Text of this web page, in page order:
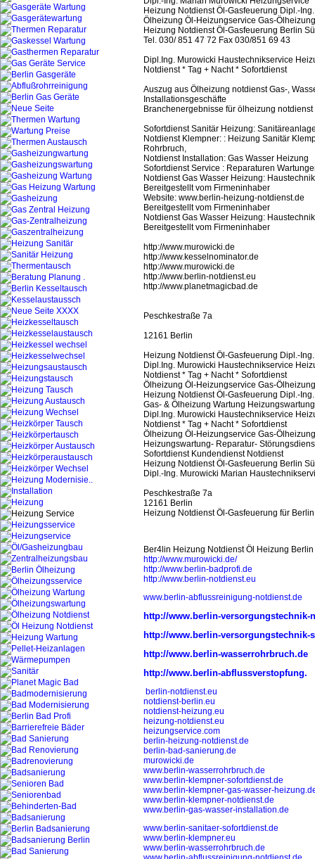
Heizung Notdienst Öl-Gasfeuerung Dipl.-
Ölheizung Öl-Heizungservice Gas-
Heizung Notdienst Öl-Gasfeuerung Berlin
Tel. 030/ 851 47 72 Fax 030/851 69 43
Dipl.Ing. Murowicki Haustechnikservice
Notdienst * Tag + Nacht * Sofortdienst
Auszug aus Ölheizung notdienst Gas-,
Installationsgeschäfte
Branchenergebnisse für ölheizung
Sofortdienst Sanitär Heizung:
Notdienst Klempner: : Heizung Sanitär
Rohrbruch,
Notdienst Installation: Gas Wasser Heizung
Sofortdienst Service : Reparaturen
Notdienst Gas Wasser Heizung: Haustechnik
Bereitgestellt vom Firmeninhaber
Website: www.berlin-heizung-notdienst.de
Bereitgestellt vom Firmeninhaber
Notdienst Gas Wasser Heizung:
Bereitgestellt vom Firmeninhaber
http://www.murowicki.de
http://www.kesselnominator.de
http://www.murowicki.de
http://www.berlin-notdienst.eu
http://www.planetmagicbad.de
Peschkestraße 7a
12161 Berlin
Heizung Notdienst Öl-Gasfeuerung Dipl.-
Dipl.Ing. Murowicki Haustechnikservice
Notdienst * Tag + Nacht * Sofortdienst
Ölheizung Öl-Heizungservice Gas-
Heizung Notdienst Öl-Gasfeuerung Dipl.-
Gas- & Ölheizung Wartung
Dipl.Ing. Murowicki Haustechnikservice
Notdienst * Tag + Nacht * Sofortdienst
Ölheizung Öl-Heizungservice Gas-
Heizungswartung- Reparatur-
Sofortdienst Kundendienst Notdienst
Heizung Notdienst Öl-Gasfeuerung Berlin
Dipl.-Ing. Murowicki Marian
Peschkestraße 7a
12161 Berlin
Heizung Notdienst Öl-Gasfeuerung für
Ber4lin Heizung Notdienst Öl Heizung
http://www.murowicki.de/
http://www.berlin-badprofi.de
http://www.berlin-notdienst.eu
www.berlin-abflussreinigung-notdienst.de
http://www.berlin-versorgungstechnik-
http://www.berlin-versorgungstechnik-
http://www.berlin-wasserrohrbruch.de
http://www.berlin-abflussverstopfung.
berlin-notdienst.eu
notdienst-berlin.eu
notdienst-heizung.eu
heizung-notdienst.eu
heizungservice.com
berlin-heizung-notdienst.de
berlin-bad-sanierung.de
murowicki.de
www.berlin-wasserrohrbruch.de
www.berlin-klempner-sofortdienst.de
www.berlin-klempner-gas-wasser-
www.berlin-klempner-notdienst.de
www.berlin-gas-wasser-installation.de
www.berlin-sanitaer-sofortdienst.de
www.berlin-klempner.eu
www.berlin-wasserrohrbruch.de